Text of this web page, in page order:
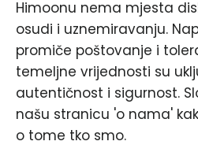
Himoonu nema mjesta
osudi i uznemiravanju.
promiče poštovanje i
temeljne vrijednosti su
autentičnost i sigurnost.
našu stranicu 'o nama'
o tome tko smo.